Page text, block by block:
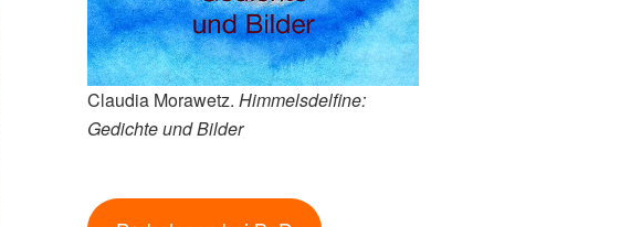
Claudia Morawetz. Himmelsdelfine:
Gedichte und Bilder